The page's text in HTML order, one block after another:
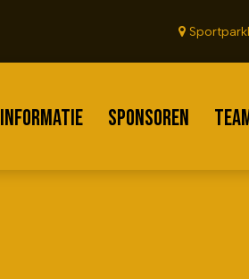
INFORMATIE SPONSOREN